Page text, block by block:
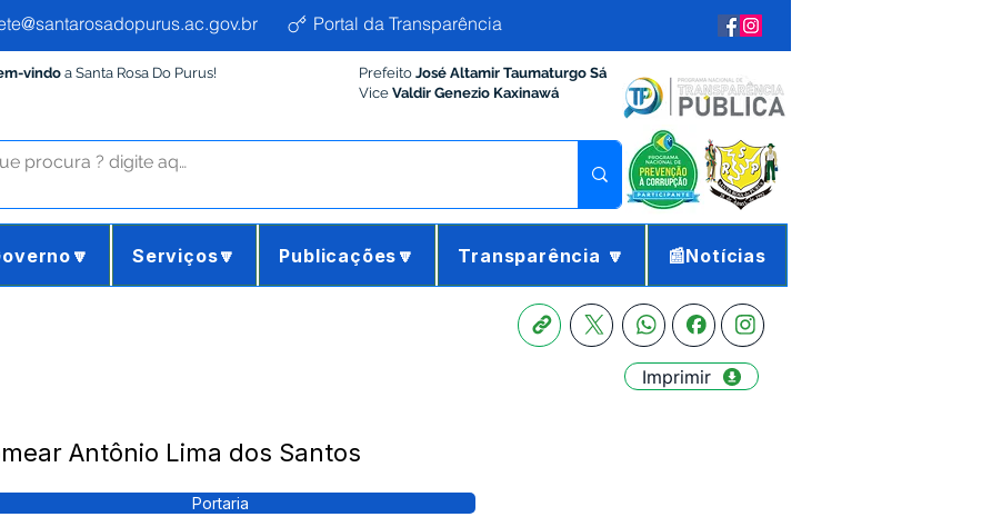
Portal da Transparência
vindoa Santa Rosa Do Purus! Prefeito José Altamir Taumaturgo Sá
Vice Valdir Genezio Kaxinawá
Serviços🔽 Publicações🔽 Transparência 🔽 📰Notícias
Imprimir
Antônio Lima dos Santos
Portaria